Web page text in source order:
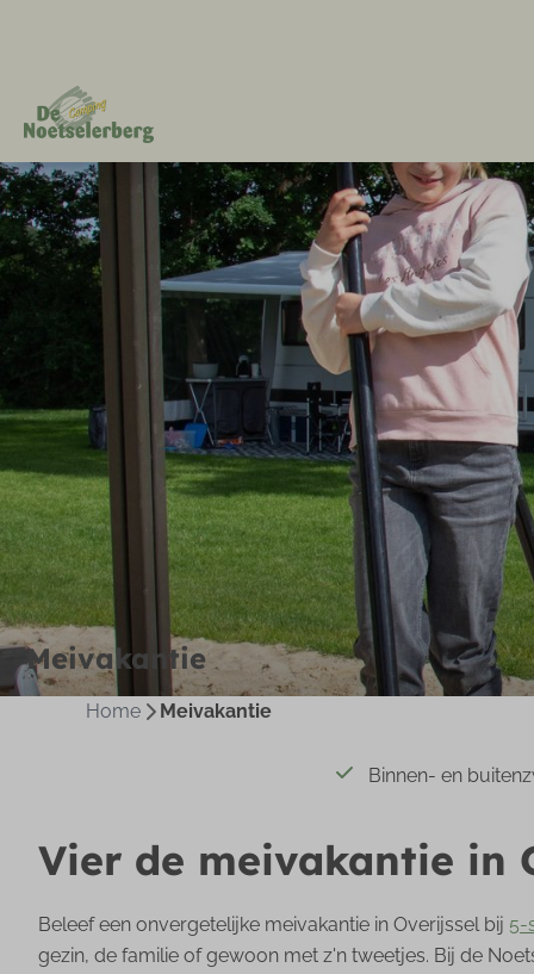
Meivakantie
Home Meivakantie
Binnen- en
Vier de meivakantie in
Beleef een onvergetelijke meivakantie in Overijssel bij 5-
gezin, de familie of gewoon met z'n tweetjes. Bij de